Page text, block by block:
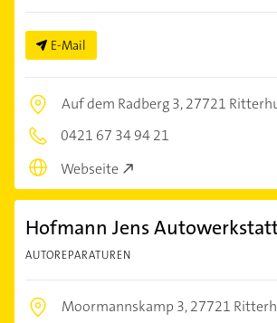
E-Mail
Auf dem Radberg 3,27721
0421 67 34 94 21
Webseite
Hofmann Jens
AUTOREPARATUREN
Moormannskamp 3,27721